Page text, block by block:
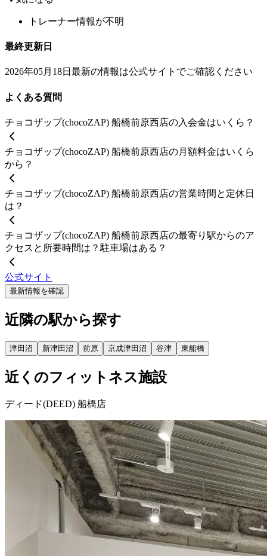
トレーナー情報が不明
最終更新日
2026年05月18日 最新の情報は公式サイトでご確認ください
よくある質問
チョコザップ(chocoZAP) 船橋前原西店の入会金はいくら？
チョコザップ(chocoZAP) 船橋前原西店の月額料金はいくら
から？
チョコザップ(chocoZAP) 船橋前原西店の営業時間と定休日
は？
チョコザップ(chocoZAP) 船橋前原西店の最寄り駅からのア
クセスと所要時間は？駐車場はある？
公式サイト
最新情報を確認
近隣の駅から探す
津田沼 新津田沼 前原 京成津田沼 谷津 東船橋
近くのフィットネス施設
ディード(DEED) 船橋店